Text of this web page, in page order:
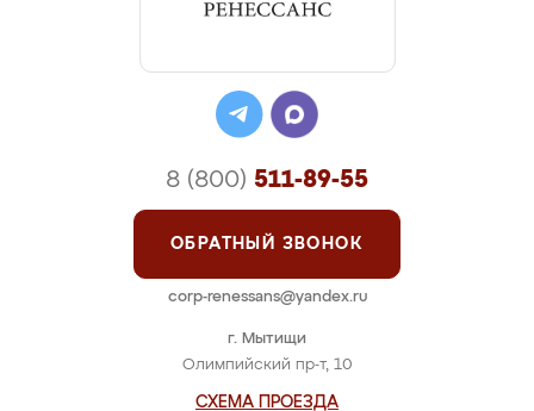
г. Мытищи
Олимпийский пр-т, 10
СХЕМА ПРОЕЗДА
8 (800) 511-89-55
ОБРАТНЫЙ ЗВОНОК
corp-renessans@yandex.ru